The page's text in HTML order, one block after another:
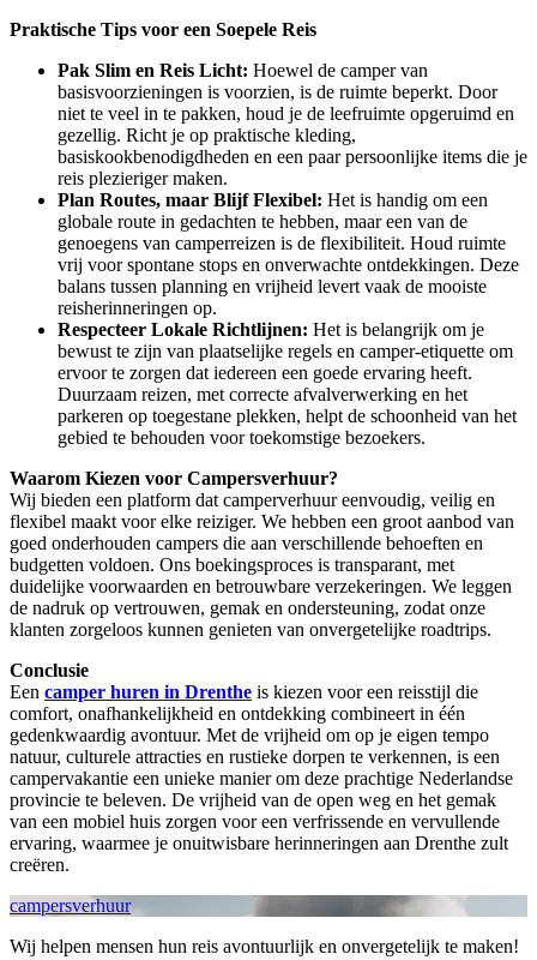
Praktische Tips voor een Soepele Reis
Pak Slim en Reis Licht: Hoewel de camper van
basisvoorzieningen is voorzien, is de ruimte beperkt. Door
niet te veel in te pakken, houd je de leefruimte opgeruimd en
gezellig. Richt je op praktische kleding,
basiskookbenodigdheden en een paar persoonlijke items die je
reis plezieriger maken.
Plan Routes, maar Blijf Flexibel: Het is handig om een
globale route in gedachten te hebben, maar een van de
genoegens van camperreizen is de flexibiliteit. Houd ruimte
vrij voor spontane stops en onverwachte ontdekkingen. Deze
balans tussen planning en vrijheid levert vaak de mooiste
reisherinneringen op.
Respecteer Lokale Richtlijnen: Het is belangrijk om je
bewust te zijn van plaatselijke regels en camper-etiquette om
ervoor te zorgen dat iedereen een goede ervaring heeft.
Duurzaam reizen, met correcte afvalverwerking en het
parkeren op toegestane plekken, helpt de schoonheid van het
gebied te behouden voor toekomstige bezoekers.
Waarom Kiezen voor Campersverhuur?
Wij bieden een platform dat camperverhuur eenvoudig, veilig en
flexibel maakt voor elke reiziger. We hebben een groot aanbod van
goed onderhouden campers die aan verschillende behoeften en
budgetten voldoen. Ons boekingsproces is transparant, met
duidelijke voorwaarden en betrouwbare verzekeringen. We leggen
de nadruk op vertrouwen, gemak en ondersteuning, zodat onze
klanten zorgeloos kunnen genieten van onvergetelijke roadtrips.
Conclusie
Een camper huren in Drenthe is kiezen voor een reisstijl die
comfort, onafhankelijkheid en ontdekking combineert in één
gedenkwaardig avontuur. Met de vrijheid om op je eigen tempo
natuur, culturele attracties en rustieke dorpen te verkennen, is een
campervakantie een unieke manier om deze prachtige Nederlandse
provincie te beleven. De vrijheid van de open weg en het gemak
van een mobiel huis zorgen voor een verfrissende en vervullende
ervaring, waarmee je onuitwisbare herinneringen aan Drenthe zult
creëren.
campersverhuur
Wij helpen mensen hun reis avontuurlijk en onvergetelijk te maken!